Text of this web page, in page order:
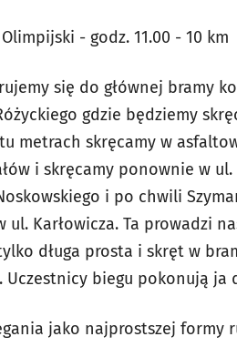
- godz. 11.00 - 10 km
się do głównej bramy
gdzie będziemy
metrach skręcamy w
i skręcamy ponownie w
i po chwili
ul. Karłowicza. Ta prowadzi
długa prosta i skręt w
Uczestnicy biegu pokonują ja
jako najprostszej formy